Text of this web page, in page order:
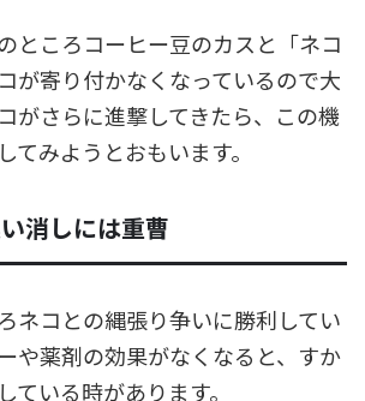
ところコーヒー豆のカスと「ネコ
が寄り付かなくなっているので大
がさらに進撃してきたら、この機
てみようとおもいます。
消しには重曹
ネコとの縄張り争いに勝利してい
や薬剤の効果がなくなると、すか
ている時があります。